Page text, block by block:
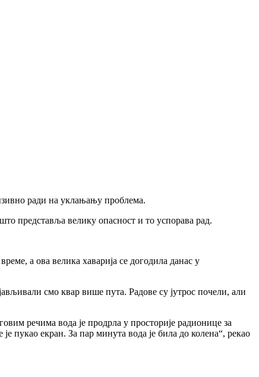
ради на уклањању проблема.
представља велику опасност и то успорава рад.
а ова велика хаварија се догодила данас у
смо квар више пута. Радове су јутрос почели, али
речима вода је продрла у просторије радионице за
пукао екран. За пар минута вода је била до колена“, рекао